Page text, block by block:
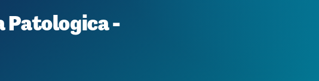
Patologica -